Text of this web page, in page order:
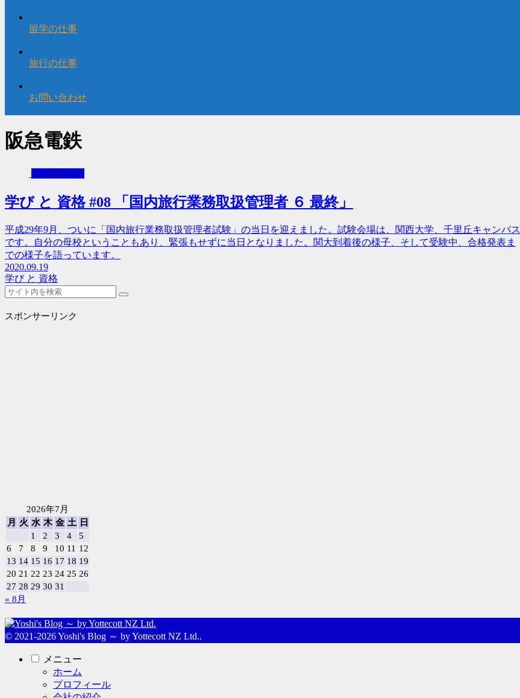
留学の仕事
旅行の仕事
お問い合わせ
阪急電鉄
学び と 資格
学び と 資格 #08 「国内旅行業務取扱管理者 ６ 最終」
平成29年9月、ついに「国内旅行業務取扱管理者試験」の当日を迎えました。試験会場は、関西大学、千里丘キャンパス
です。自分の母校ということもあり、緊張もせずに当日となりました。関大到着後の様子、そして受験中、合格発表ま
での様子を語っています。
2020.09.19
学び と 資格
スポンサーリンク
2026年7月
月
火 水 木 金 土
日
1
2 3 4
5
6
7 8 9 10 11 12
13 14 15 16 17 18 19
20 21 22 23 24 25 26
27 28 29 30 31
« 8月
© 2021-2026 Yoshi's Blog ～ by Yottecott NZ Ltd..
メニュー
ホーム
プロフィール